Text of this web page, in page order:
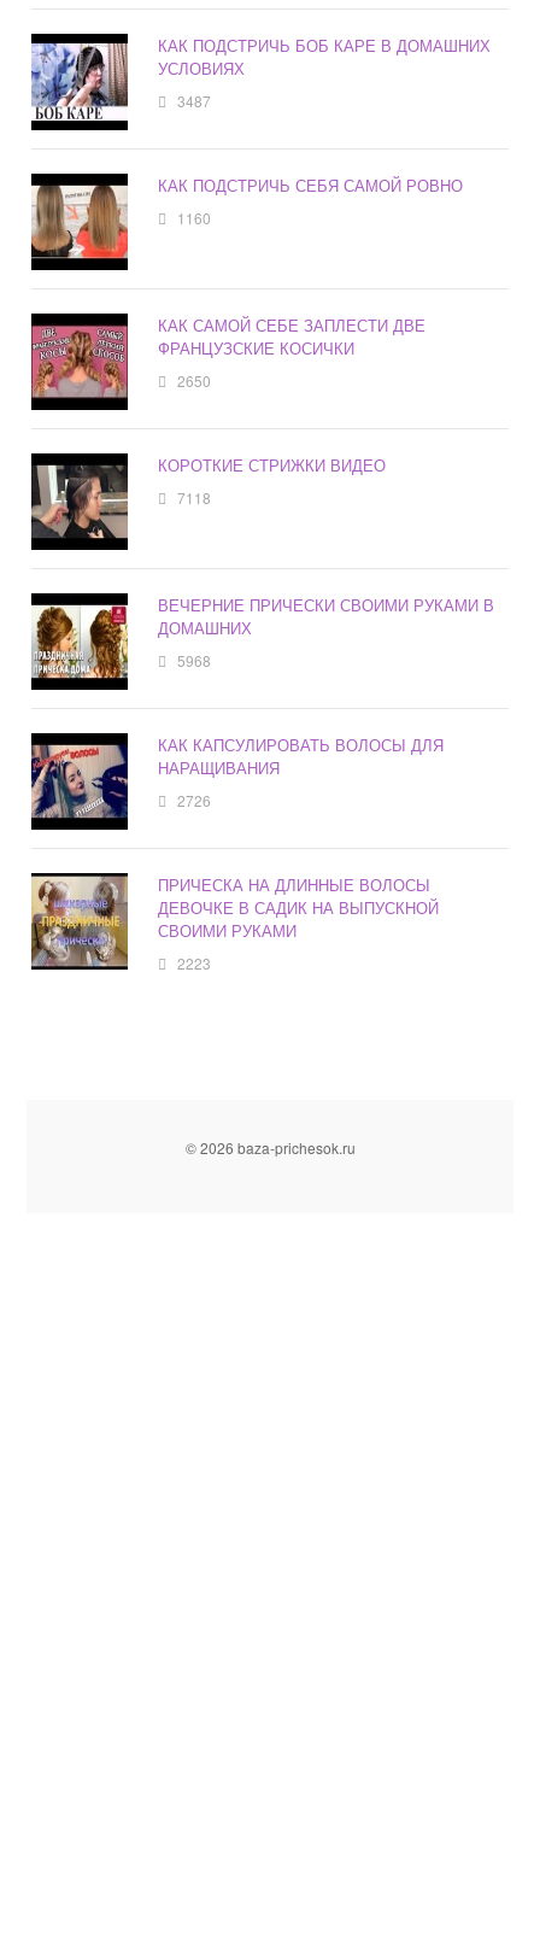
КАК ПОДСТРИЧЬ БОБ КАРЕ В ДОМАШНИХ
УСЛОВИЯХ
3487
КАК ПОДСТРИЧЬ СЕБЯ САМОЙ РОВНО
1160
КАК САМОЙ СЕБЕ ЗАПЛЕСТИ ДВЕ
ФРАНЦУЗСКИЕ КОСИЧКИ
2650
КОРОТКИЕ СТРИЖКИ ВИДЕО
7118
ВЕЧЕРНИЕ ПРИЧЕСКИ СВОИМИ РУКАМИ В
ДОМАШНИХ
5968
КАК КАПСУЛИРОВАТЬ ВОЛОСЫ ДЛЯ
НАРАЩИВАНИЯ
2726
ПРИЧЕСКА НА ДЛИННЫЕ ВОЛОСЫ
ДЕВОЧКЕ В САДИК НА ВЫПУСКНОЙ
СВОИМИ РУКАМИ
2223
© 2026 baza-prichesok.ru